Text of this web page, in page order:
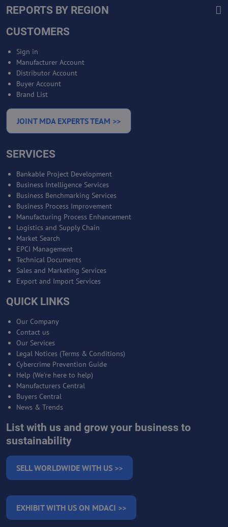
REPORTS BY REGION
CUSTOMERS
Sign in
Manufacturer Account
Distributor Account
Buyer Account
Brand List
JOINT MDA EXPERTS TEAM >>
SERVICES
Bankable Project Development
Business Intelligence Services
Business Benchmarking Services
Business Process Improvement
Manufacturing Process Enhancement
Logistics and Supply Chain
Market Search
EPCI Management
Technical Documents
Sales and Marketing Services
Export and Import Services
QUICK LINKS
Our Company
Contact us
Our Services
Legal Notices (Terms & Conditions)
Cybercrime Prevention Guide
Help (We're here to help)
Manufacturers Central
Buyers Central
News & Trends
List with us and grow your business to
sustainability
SELL WORLDWIDE WITH US >>
EXHIBIT WITH US ON MDACI >>